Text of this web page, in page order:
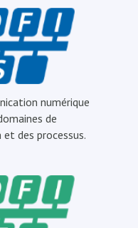
numérique
de
des processus.